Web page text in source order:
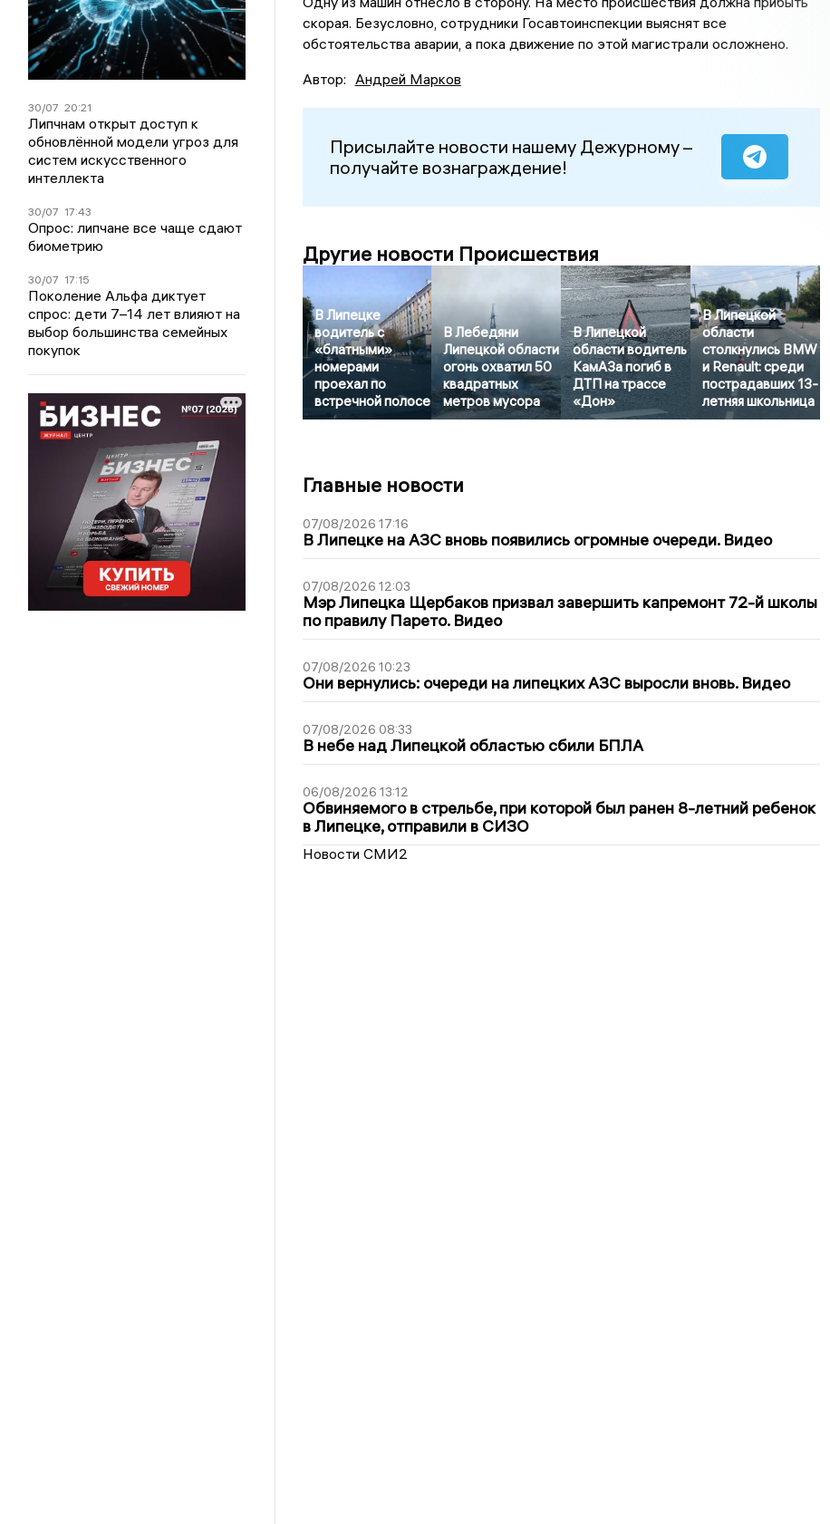
30/07 20:21
Липчнам открыт доступ к
обновлённой модели угроз для
систем искусственного
интеллекта
30/07 17:43
Опрос: липчане все чаще сдают
биометрию
30/07 17:15
Поколение Альфа диктует
спрос: дети 7–14 лет влияют на
выбор большинства семейных
покупок
скорая. Безусловно, сотрудники Госавтоинспекции выяснят все
обстоятельства аварии, а пока движение по этой магистрали осложнено.
Автор: Андрей Марков
Присылайте новости нашему Дежурному –
получайте вознаграждение!
Другие новости Происшествия
В Липецке
водитель с
«блатными»
номерами
проехал по
встречной полосе
В Лебедяни
Липецкой области
огонь охватил 50
квадратных
метров мусора
В Липецкой
области водитель
КамАЗа погиб в
ДТП на трассе
«Дон»
В Липецкой
области
столкнулись BMW
и Renault: среди
пострадавших 13-
летняя школьница
Главные новости
07/08/2026 17:16
В Липецке на АЗС вновь появились огромные очереди. Видео
07/08/2026 12:03
Мэр Липецка Щербаков призвал завершить капремонт 72-й школы
по правилу Парето. Видео
07/08/2026 10:23
Они вернулись: очереди на липецких АЗС выросли вновь. Видео
07/08/2026 08:33
В небе над Липецкой областью сбили БПЛА
06/08/2026 13:12
Обвиняемого в стрельбе, при которой был ранен 8-летний ребенок
в Липецке, отправили в СИЗО
Новости СМИ2